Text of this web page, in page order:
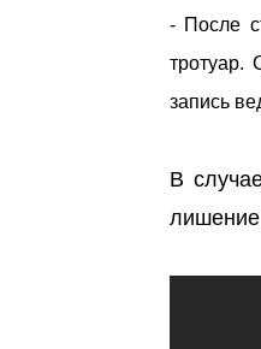
- После
запись
В